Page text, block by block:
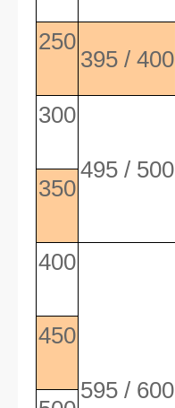
250
395 / 400
300
495 / 500
350
400
595 / 600
450